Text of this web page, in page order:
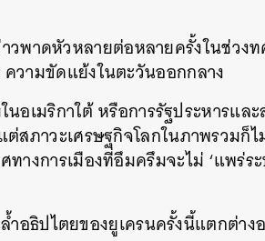
วพาดหัวหลายต่อหลายครั้งในช่วง
วามขัดแย้งในตะวันออกกลาง
อเมริกาใต้ หรือการรัฐประหารแ
ต่สภาวะเศรษฐกิจโลกในภาพรวมก็
างการเมืองที่อึมครึมจะไม่ ‘แพร่ร
ำอธิปไตยของยูเครนครั้งนี้แตกต่าง